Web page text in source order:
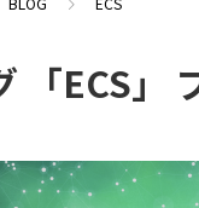
「ECS」